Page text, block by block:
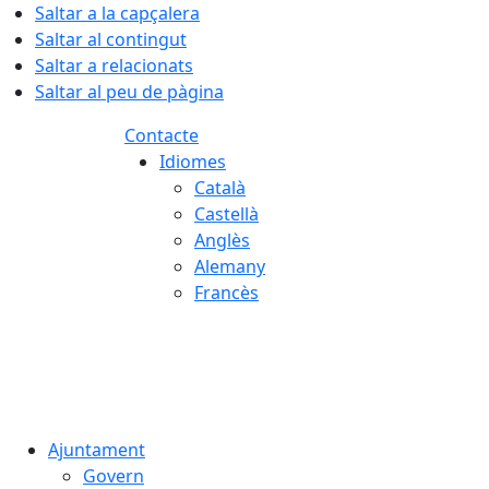
Saltar a la capçalera
Saltar al contingut
Saltar a relacionats
Saltar al peu de pàgina
Contacte
Idiomes
Català
Castellà
Anglès
Alemany
Francès
Ajuntament
Govern